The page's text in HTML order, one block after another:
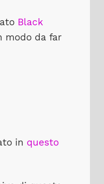
Black
modo da far
in questo